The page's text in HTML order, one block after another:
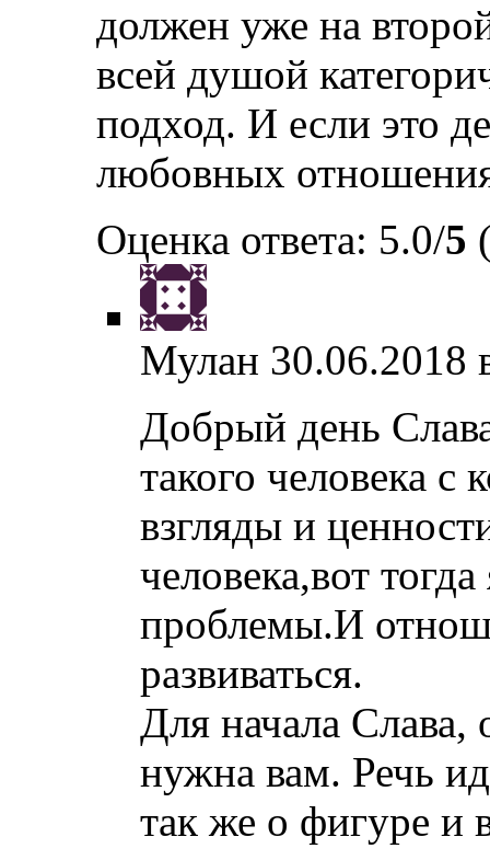
должен уже на
всей душой
подход. И если это
любовных
Оценка ответа: 5.0/5
Мулан 30.06.2018
Добрый день
такого человека с
взгляды и
человека,вот
проблемы.И
развиваться.
Для начала Слава,
нужна вам. Речь
так же о фигуре и